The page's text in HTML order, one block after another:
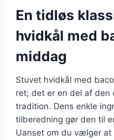
En tidløs
hvidkål med
middag
Stuvet hvidkål med
ret; det er en del af den
tradition. Dens enkle
tilberedning gør den til
Uanset om du vælger